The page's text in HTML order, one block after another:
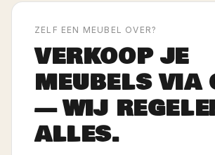
ZELF EEN MEUBEL OVER?
VERKOOP JE
MEUBELS VIA
— WIJ
ALLES.